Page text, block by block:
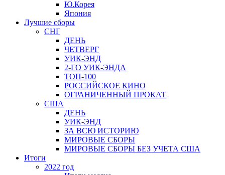
Ю.Корея
Япония
Лучшие сборы
СНГ
ДЕНЬ
ЧЕТВЕРГ
УИК-ЭНД
2-ГО УИК-ЭНДА
ТОП-100
РОССИЙСКОЕ КИНО
ОГРАНИЧЕННЫЙ ПРОКАТ
США
ДЕНЬ
УИК-ЭНД
ЗА ВСЮ ИСТОРИЮ
МИРОВЫЕ СБОРЫ
МИРОВЫЕ СБОРЫ БЕЗ УЧЕТА США
Итоги
2022 год